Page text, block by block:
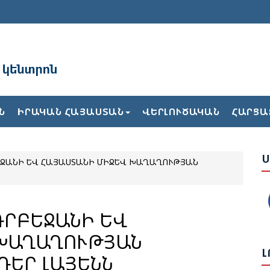
ԻՐԱԿԱՆ ՀԱՅԱՍՏԱՆ ՎԵՐԼՈՒԾԱԿԱՆ
ԵՎ ՀԱՅԱՍՏԱՆԻ ՄԻՋԵՎ ԽԱՂԱՂՈՒԹՅԱՆ
ԵՎ
ԼԱՅԵՆՆ